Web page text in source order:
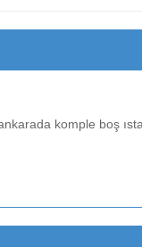
komple boş